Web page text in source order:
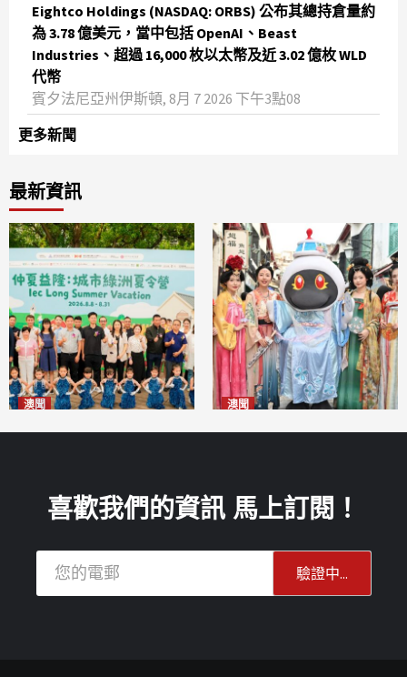
Eightco Holdings (NASDAQ: ORBS) 公布其總持倉量約
為 3.78 億美元，當中包括 OpenAI、Beast
Industries、超過 16,000 枚以太幣及近 3.02 億枚 WLD
代幣
賓夕法尼亞州伊斯頓, 8月 7 2026 下午3點08
更多新聞
最新資訊
澳聞
2026-08-09
澳聞
喜歡我們的資訊 馬上訂閱！